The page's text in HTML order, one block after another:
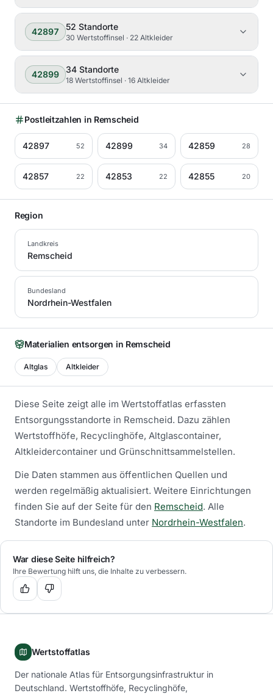
42897 52 Standorte
30 Wertstoffinsel · 22 Altkleider
42899 34 Standorte
18 Wertstoffinsel · 16 Altkleider
Postleitzahlen in Remscheid
42897 52 42899 34 42859 28
42857 22 42853 22 42855 20
Region
Landkreis
Remscheid
Bundesland
Nordrhein-Westfalen
Materialien entsorgen in Remscheid
Altglas Altkleider
Diese Seite zeigt alle im Wertstoffatlas erfassten
Entsorgungsstandorte in Remscheid. Dazu zählen
Wertstoffhöfe, Recyclinghöfe, Altglascontainer,
Altkleidercontainer und Grünschnittsammelstellen.
Die Daten stammen aus öffentlichen Quellen und
werden regelmäßig aktualisiert. Weitere Einrichtungen
finden Sie auf der Seite für den Remscheid. Alle
Standorte im Bundesland unter Nordrhein-Westfalen.
War diese Seite hilfreich?
Ihre Bewertung hilft uns, die Inhalte zu verbessern.
Wertstoffatlas
Der nationale Atlas für Entsorgungsinfrastruktur in
Deutschland. Wertstoffhöfe, Recyclinghöfe,